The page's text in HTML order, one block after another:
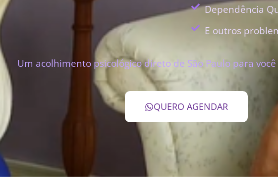
Dependência
E outros
Um acolhimento psicológico direto de São Paulo para você
QUERO AGENDAR